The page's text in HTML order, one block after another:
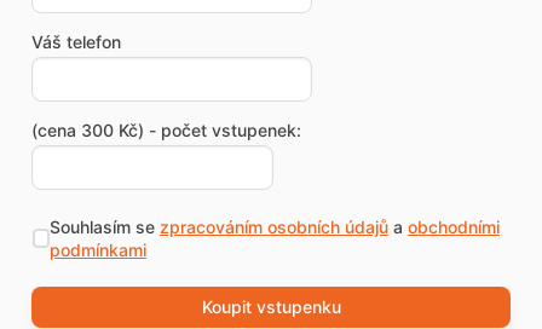
Váš telefon
(cena 300 Kč) - počet vstupenek:
Souhlasím se zpracováním osobních údajůa obchodními
podmínkami
Koupit vstupenku